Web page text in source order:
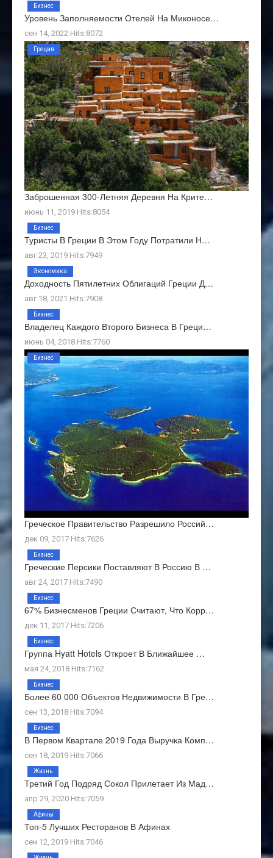
Уровень Заполняемости Отелей На Миконосе…
сен 14, 2022 Hits:8072
Бизнес
Заброшенная 300-Летняя Деревня На Крите…
июнь 11, 2019 Hits:8054
Греция
Туристы В Греции В Этом Году Потратили Н…
авг 23, 2019 Hits:7949
Бизнес
Доходность Пятилетних Облигаций Греции Д…
авг 18, 2021 Hits:7908
Экономика
Владелец Каждого Второго Бизнеса В Греци…
июнь 04, 2018 Hits:7760
Бизнес
Греческое Правительство Разрешило Россий…
дек 09, 2017 Hits:7626
Бизнес
Греческие Персики Поставляют В Россию В …
авг 24, 2017 Hits:7490
Бизнес
67% Бизнесменов Греции Считают, Что Корр…
дек 11, 2017 Hits:7206
Бизнес
Группа Hyatt Hotels Откроет В Ближайшее …
мая 24, 2018 Hits:7162
Бизнес
Более 60 000 Объектов Недвижимости В Гре…
сен 13, 2018 Hits:7094
Бизнес
В Первом Квартале 2019 Года Выручка Комп…
сен 18, 2019 Hits:7066
Бизнес
Третий Год Подряд Сокол Прилетает Из Мад…
апр 29, 2020 Hits:7059
Жизнь
Топ-5 Лучших Ресторанов В Афинах
сен 12, 2019 Hits:7046
Афины